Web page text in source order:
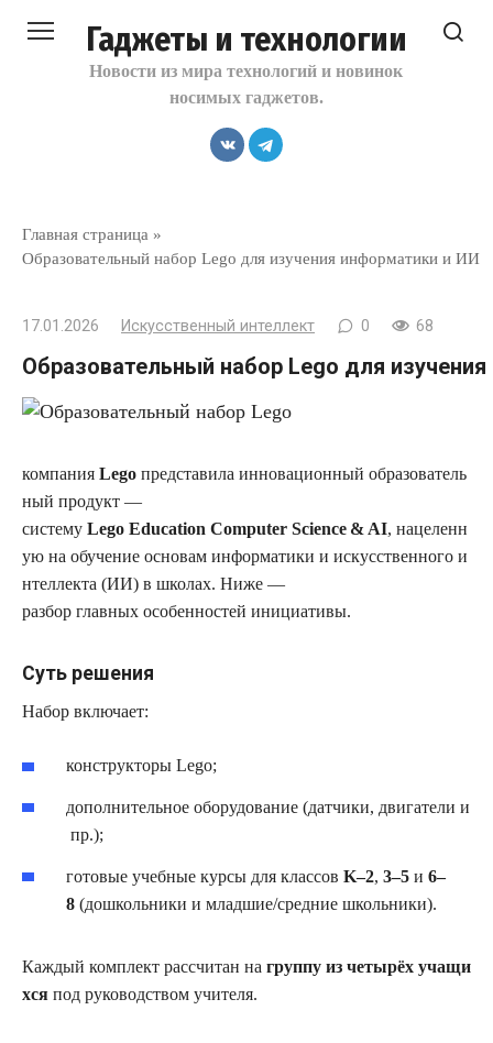
Гаджеты и технологии
Новости из мира технологий и новинок
носимых гаджетов.
Главная страница »
Образовательный набор Lego для изучения информатики и ИИ
17.01.2026 Искусственный интеллект 0 68
Образовательный набор Lego для
компания Lego представила инновационный образователь
ный продукт —
систему Lego Education Computer Science & AI, нацеленн
ую на обучение основам информатики и искусственного и
нтеллекта (ИИ) в школах. Ниже —
разбор главных особенностей инициативы.
Суть решения
Набор включает:
конструкторы Lego;
дополнительное оборудование (датчики, двигатели и
пр.);
готовые учебные курсы для классов K–2, 3–5 и 6–
8 (дошкольники и младшие/средние школьники).
Каждый комплект рассчитан на группу из четырёх учащи
хся под руководством учителя.